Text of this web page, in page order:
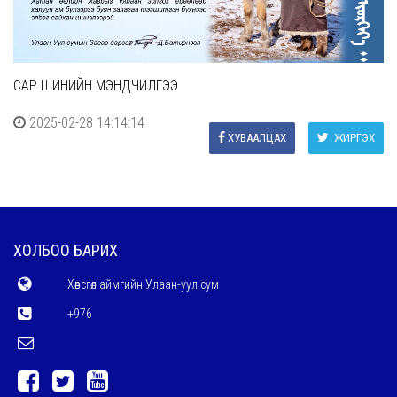
САР ШИНИЙН МЭНДЧИЛГЭЭ
2025-02-28 14:14:14
ЖИРГЭХ
ХУВААЛЦАХ
ХОЛБОО БАРИХ
Хөвсгөл аймгийн Улаан-уул сум
+976